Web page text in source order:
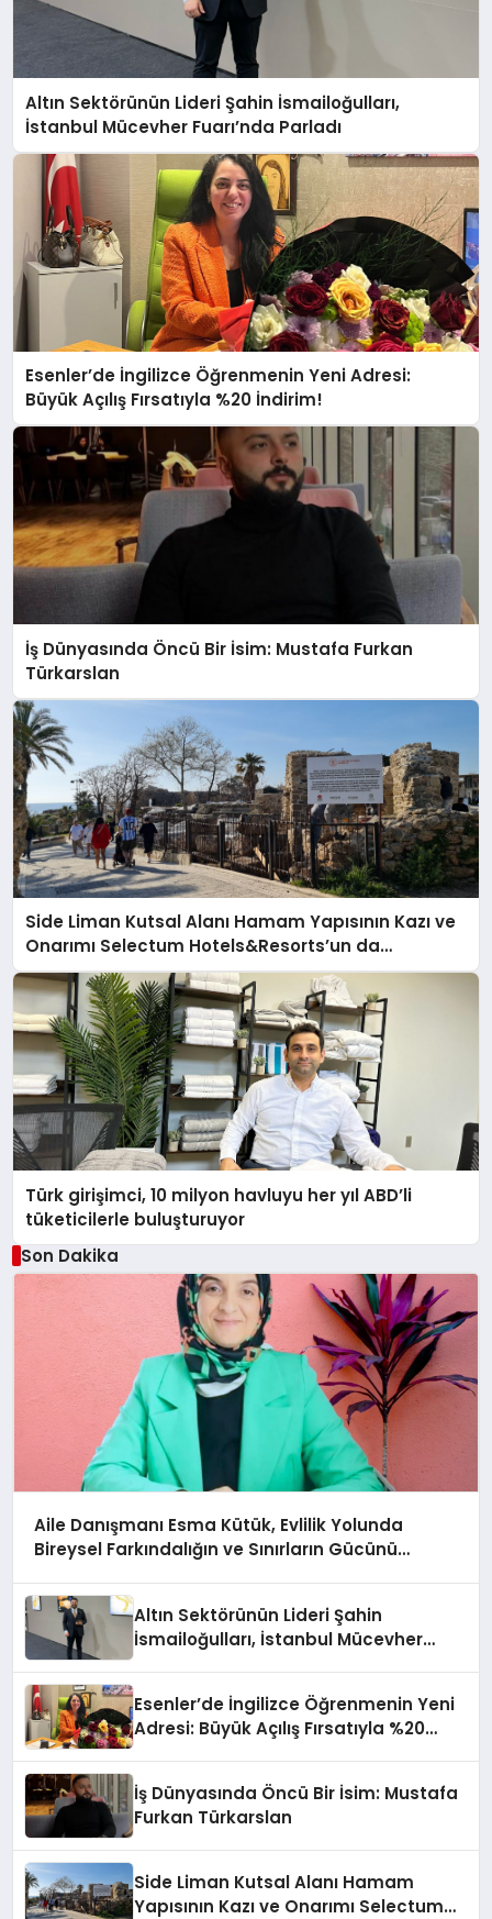
Altın Sektörünün Lideri Şahin İsmailoğulları,
İstanbul Mücevher Fuarı’nda Parladı ￼
Esenler’de İngilizce Öğrenmenin Yeni Adresi:
Büyük Açılış Fırsatıyla %20 İndirim!
İş Dünyasında Öncü Bir İsim: Mustafa Furkan
Türkarslan
Side Liman Kutsal Alanı Hamam Yapısının Kazı ve
Onarımı Selectum Hotels&Resorts’un da
Katkılarıyla Tamamlandı
Türk girişimci, 10 milyon havluyu her yıl ABD’li
tüketicilerle buluşturuyor
Son Dakika
Aile Danışmanı Esma Kütük, Evlilik Yolunda
Bireysel Farkındalığın ve Sınırların Gücünü
Altın Sektörünün Lideri Şahin
İsmailoğulları, İstanbul Mücevher
Esenler’de İngilizce Öğrenmenin Yeni
Adresi: Büyük Açılış Fırsatıyla %20
İş Dünyasında Öncü Bir İsim: Mustafa
Furkan Türkarslan
Side Liman Kutsal Alanı Hamam
Yapısının Kazı ve Onarımı Selectum